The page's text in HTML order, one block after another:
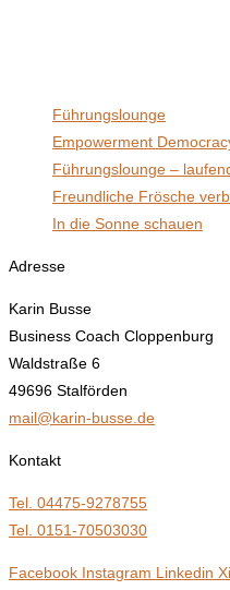
Führungslounge
Empowerment
Führungslounge –
Freundliche Frösche
In die Sonne schauen
Adresse
Karin Busse
Business Coach Cloppenburg
Waldstraße 6
49696 Stalförden
mail@karin-busse.de
Kontakt
Tel. 04475-9278755
Tel. 0151-70503030
Facebook Instagram Linkedin